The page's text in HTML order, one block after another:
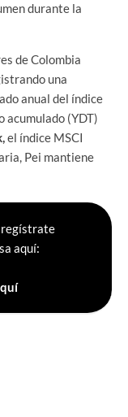
durante la
de Colombia
una
anual del índice
acumulado (YDT)
el índice MSCI
Pei mantiene
regístrate
aquí: